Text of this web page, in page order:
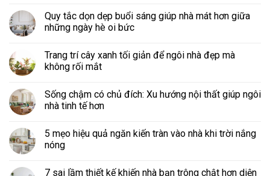
Quy tắc dọn dẹp buổi sáng giúp nhà mát hơn giữa
những ngày hè oi bức
Trang trí cây xanh tối giản để ngôi nhà đẹp mà
không rối mắt
Sống chậm có chủ đích: Xu hướng nội thất giúp ngôi
nhà tinh tế hơn
5 mẹo hiệu quả ngăn kiến tràn vào nhà khi trời nắng
nóng
7 sai lầm thiết kế khiến nhà bạn trông chật hơn diện